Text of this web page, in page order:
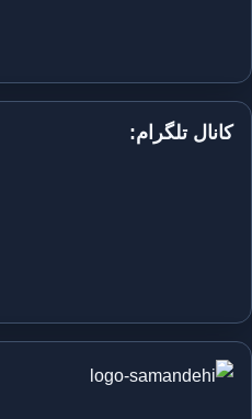
کانال تلگرام: